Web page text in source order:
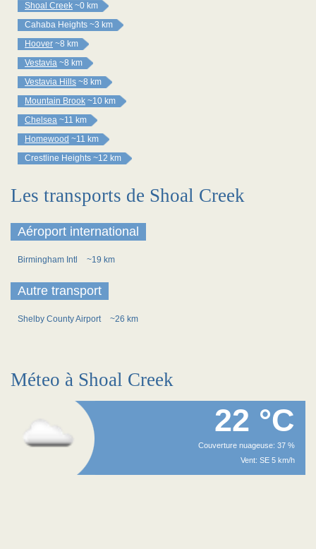
Shoal Creek ~0 km
Cahaba Heights ~3 km
Hoover ~8 km
Vestavia ~8 km
Vestavia Hills ~8 km
Mountain Brook ~10 km
Chelsea ~11 km
Homewood ~11 km
Crestline Heights ~12 km
Les transports de Shoal Creek
Aéroport international
Birmingham Intl ~19 km
Autre transport
Shelby County Airport ~26 km
Méteo à Shoal Creek
22 °C
Couverture nuageuse: 37 %
Vent: SE 5 km/h